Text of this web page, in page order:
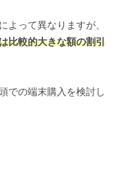
よって異なりますが、
比較的大きな額の割引
での端末購入を検討し